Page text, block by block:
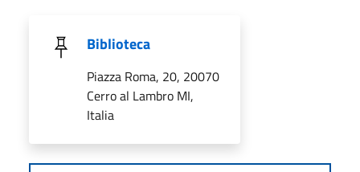
Biblioteca
Piazza Roma, 20, 20070
Cerro al Lambro MI,
Italia